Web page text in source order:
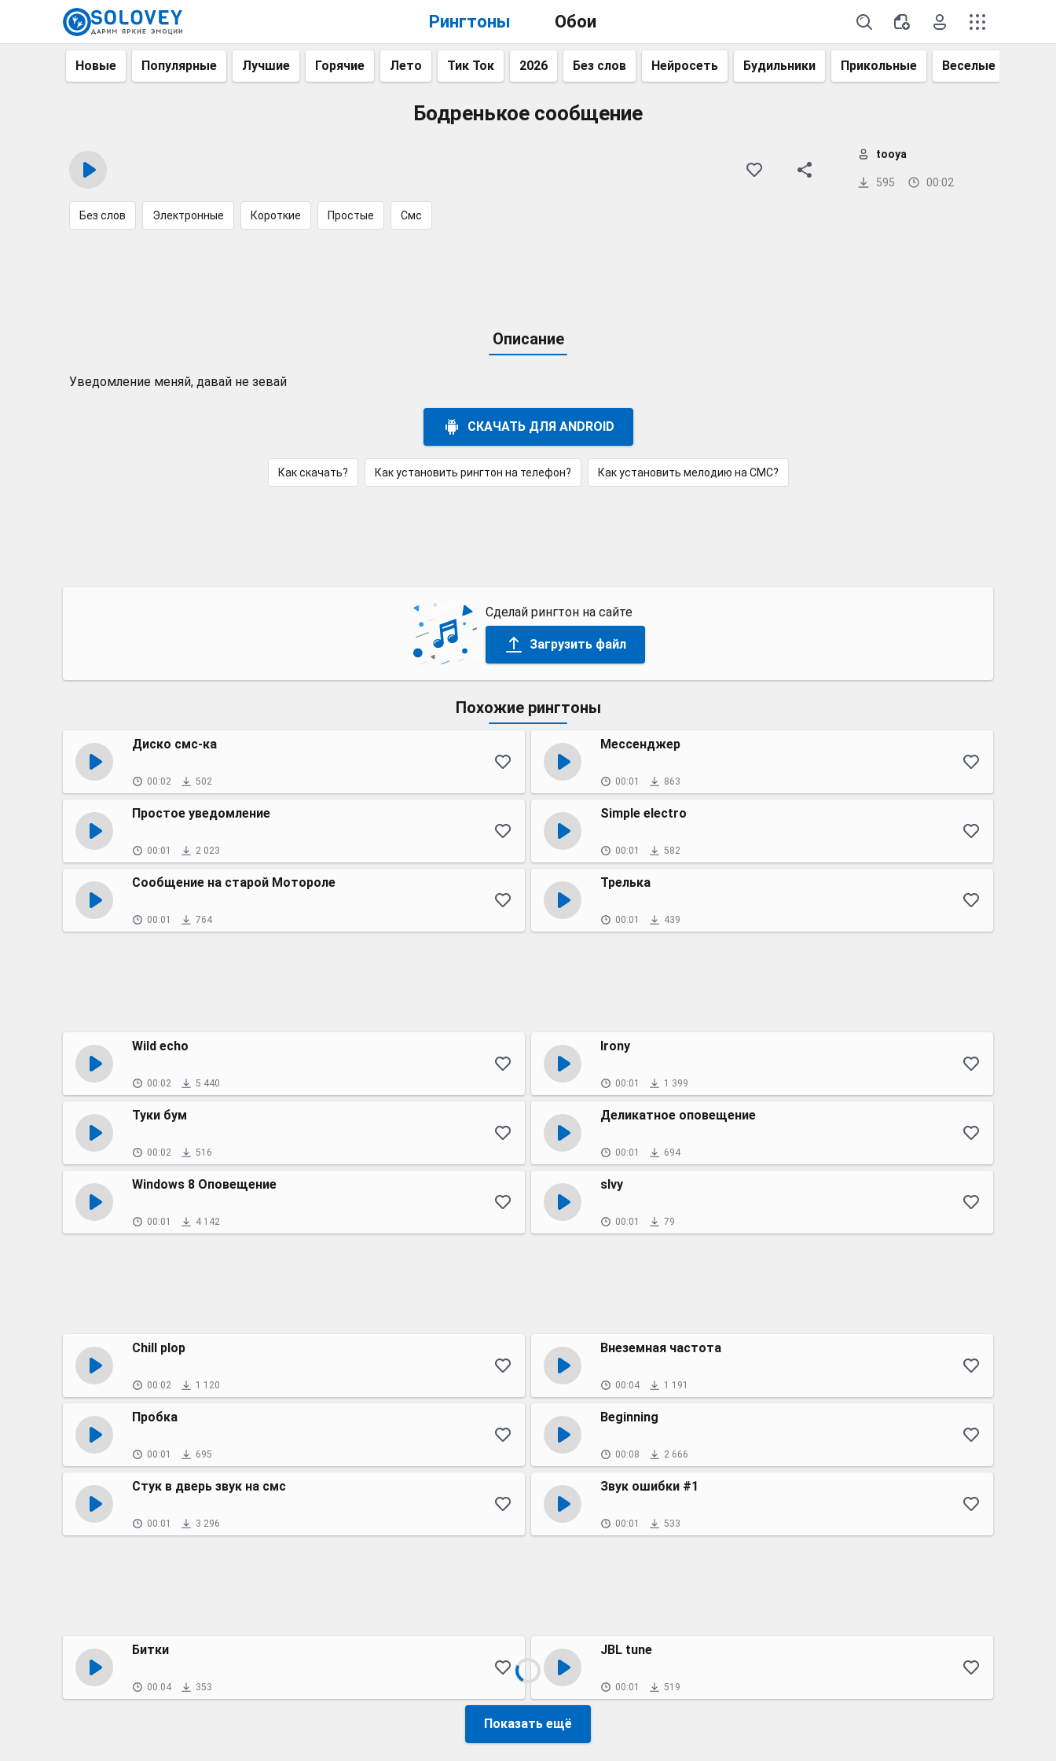
Рингтоны Обои
Новые Популярные Лучшие Горячие Лето Тик Ток 2026 Без слов Нейросеть Будильники Прикольные Веселые
Бодренькое сообщение
595 00:02
tooya
Без слов Электронные Короткие Простые Смс
Описание
Уведомление меняй, давай не зевай
СКАЧАТЬ ДЛЯ ANDROID
Как скачать? Как установить рингтон на телефон? Как установить мелодию на СМС?
Сделай рингтон на сайте
Загрузить файл
Похожие рингтоны
Диско смс-ка
00:02 502
Мессенджер
00:01 863
Простое уведомление
00:01 2 023
Simple electro
00:01 582
Сообщение на старой Мотороле
00:01 764
Трелька
00:01 439
Wild echo
00:02 5 440
Irony
00:01 1 399
Туки бум
00:02 516
Деликатное оповещение
00:01 694
Windows 8 Оповещение
00:01 4 142
slvy
00:01 79
Chill plop
00:02 1 120
Внеземная частота
00:04 1 191
Пробка
00:01 695
Beginning
00:08 2 666
Стук в дверь звук на смс
00:01 3 296
Звук ошибки #1
00:01 533
Битки
00:04 353
JBL tune
00:01 519
Показать ещё